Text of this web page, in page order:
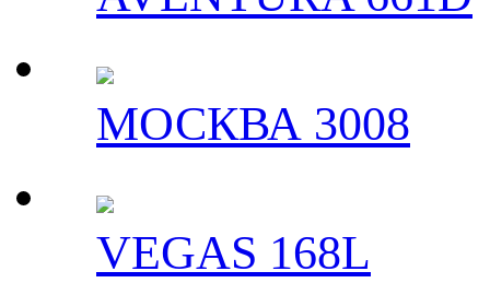
МОСКВА 3008
VEGAS 168L